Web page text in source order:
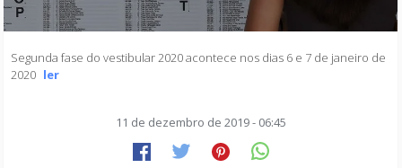
Segunda fase do vestibular 2020 acontece nos dias 6 e 7 de janeiro de
2020 ler
11 de dezembro de 2019 - 06:45